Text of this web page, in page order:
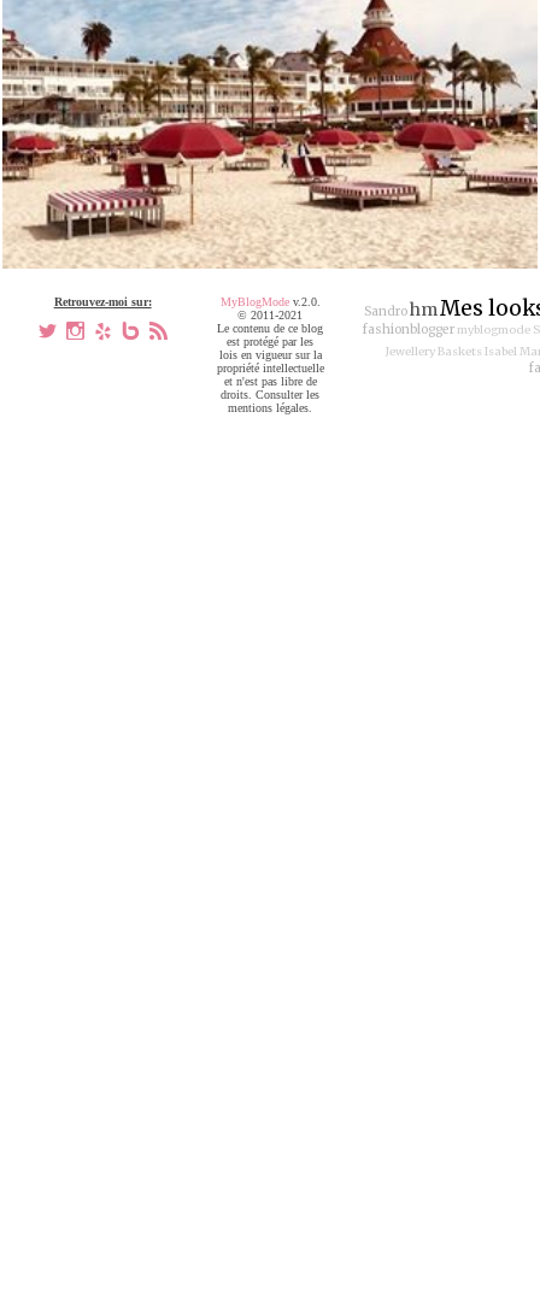
Retrouvez-moi sur:
a x h V ,
SandrohmMes
fashionbloggermyblogmode
JewelleryBaskets Isabel
MyBlogModev.2.0.
© 2011-2021
Le contenu de ce blog
est protégé par les
lois en vigueur sur la
propriété intellectuelle
et n'est pas libre de
droits. Consulter les
mentions légales.